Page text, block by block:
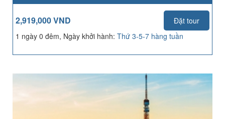
2,919,000 VND
Đặt tour
1 ngày 0 đêm, Ngày khởi hành: Thứ 3-5-7 hàng tuần